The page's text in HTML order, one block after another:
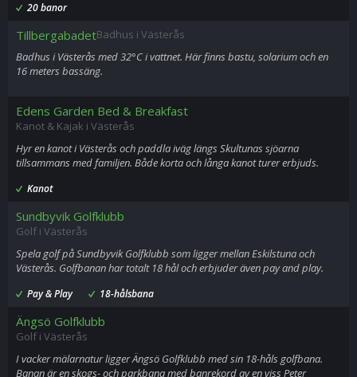
20 banor
TillbergabadetBadhus i Västerås
Badhus i Västerås med 32°C i vattnet. Här finns bastu, solarium och en
16 meters bassäng.
Edens Garden Bed & Breakfast
Kanot & Kajak i Västerås
Hyr en kanot i Västerås och paddla iväg längs Skultunas sjöarna
tillsammans med familjen. Både korta och långa kanot turer erbjuds.
Kanot
Sundbyvik Golfklubb
Golf i Västerås
Spela golf på Sundbyvik Golfklubb som ligger mellan Eskilstuna och
Västerås. Golfbanan har totalt 18 hål och erbjuder även pay and play.
Pay & Play 18-hålsbana
Ängsö Golfklubb
Golf i Västerås
I vacker mälarnatur ligger Ängsö Golfklubb med sin 18-håls golfbana.
Banan är en skogs- och parkbana med banrekord av en viss Peter